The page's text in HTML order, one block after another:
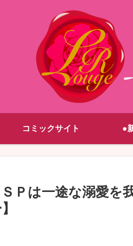
コミックサイト ●
ＳＰは一途な溺愛を